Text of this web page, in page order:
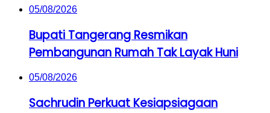
05/08/2026
Bupati Tangerang Resmikan
Pembangunan Rumah Tak Layak Huni
05/08/2026
Sachrudin Perkuat Kesiapsiagaan